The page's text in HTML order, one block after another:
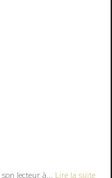
lecteur à... Lire la suite